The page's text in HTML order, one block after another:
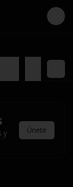
Login
y
Únete